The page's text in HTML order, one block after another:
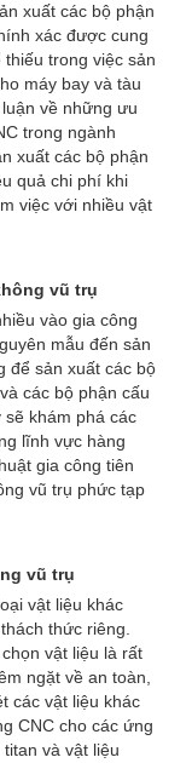
xuất các bộ phận
xác được cung
trong việc sản
máy bay và tàu
về những ưu
trong ngành
xuất các bộ phận
quả chi phí khi
việc với nhiều vật
vũ trụ
vào gia công
mẫu đến sản
để sản xuất các bộ
các bộ phận cấu
khám phá các
lĩnh vực hàng
gia công tiên
vũ trụ phức tạp
vũ trụ
vật liệu khác
thức riêng.
vật liệu là rất
ngặt về an toàn,
các vật liệu khác
CNC cho các ứng
và vật liệu